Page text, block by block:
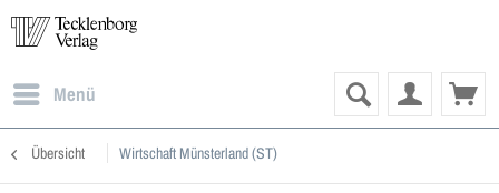
Menü
Übersicht Wirtschaft Münsterland (ST)